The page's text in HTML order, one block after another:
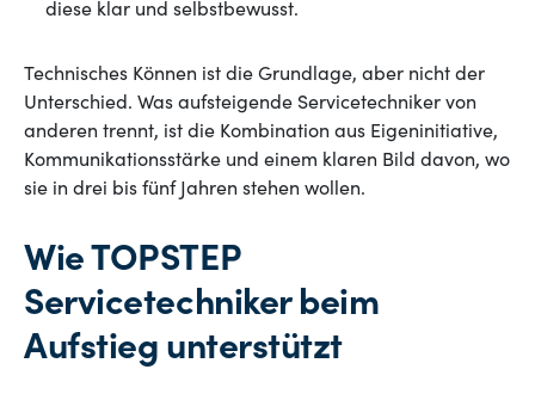
diese klar und selbstbewusst.
Technisches Können ist die Grundlage, aber nicht der
Unterschied. Was aufsteigende Servicetechniker von
anderen trennt, ist die Kombination aus Eigeninitiative,
Kommunikationsstärke und einem klaren Bild davon, wo
sie in drei bis fünf Jahren stehen wollen.
Wie TOPSTEP
Servicetechniker beim
Aufstieg unterstützt